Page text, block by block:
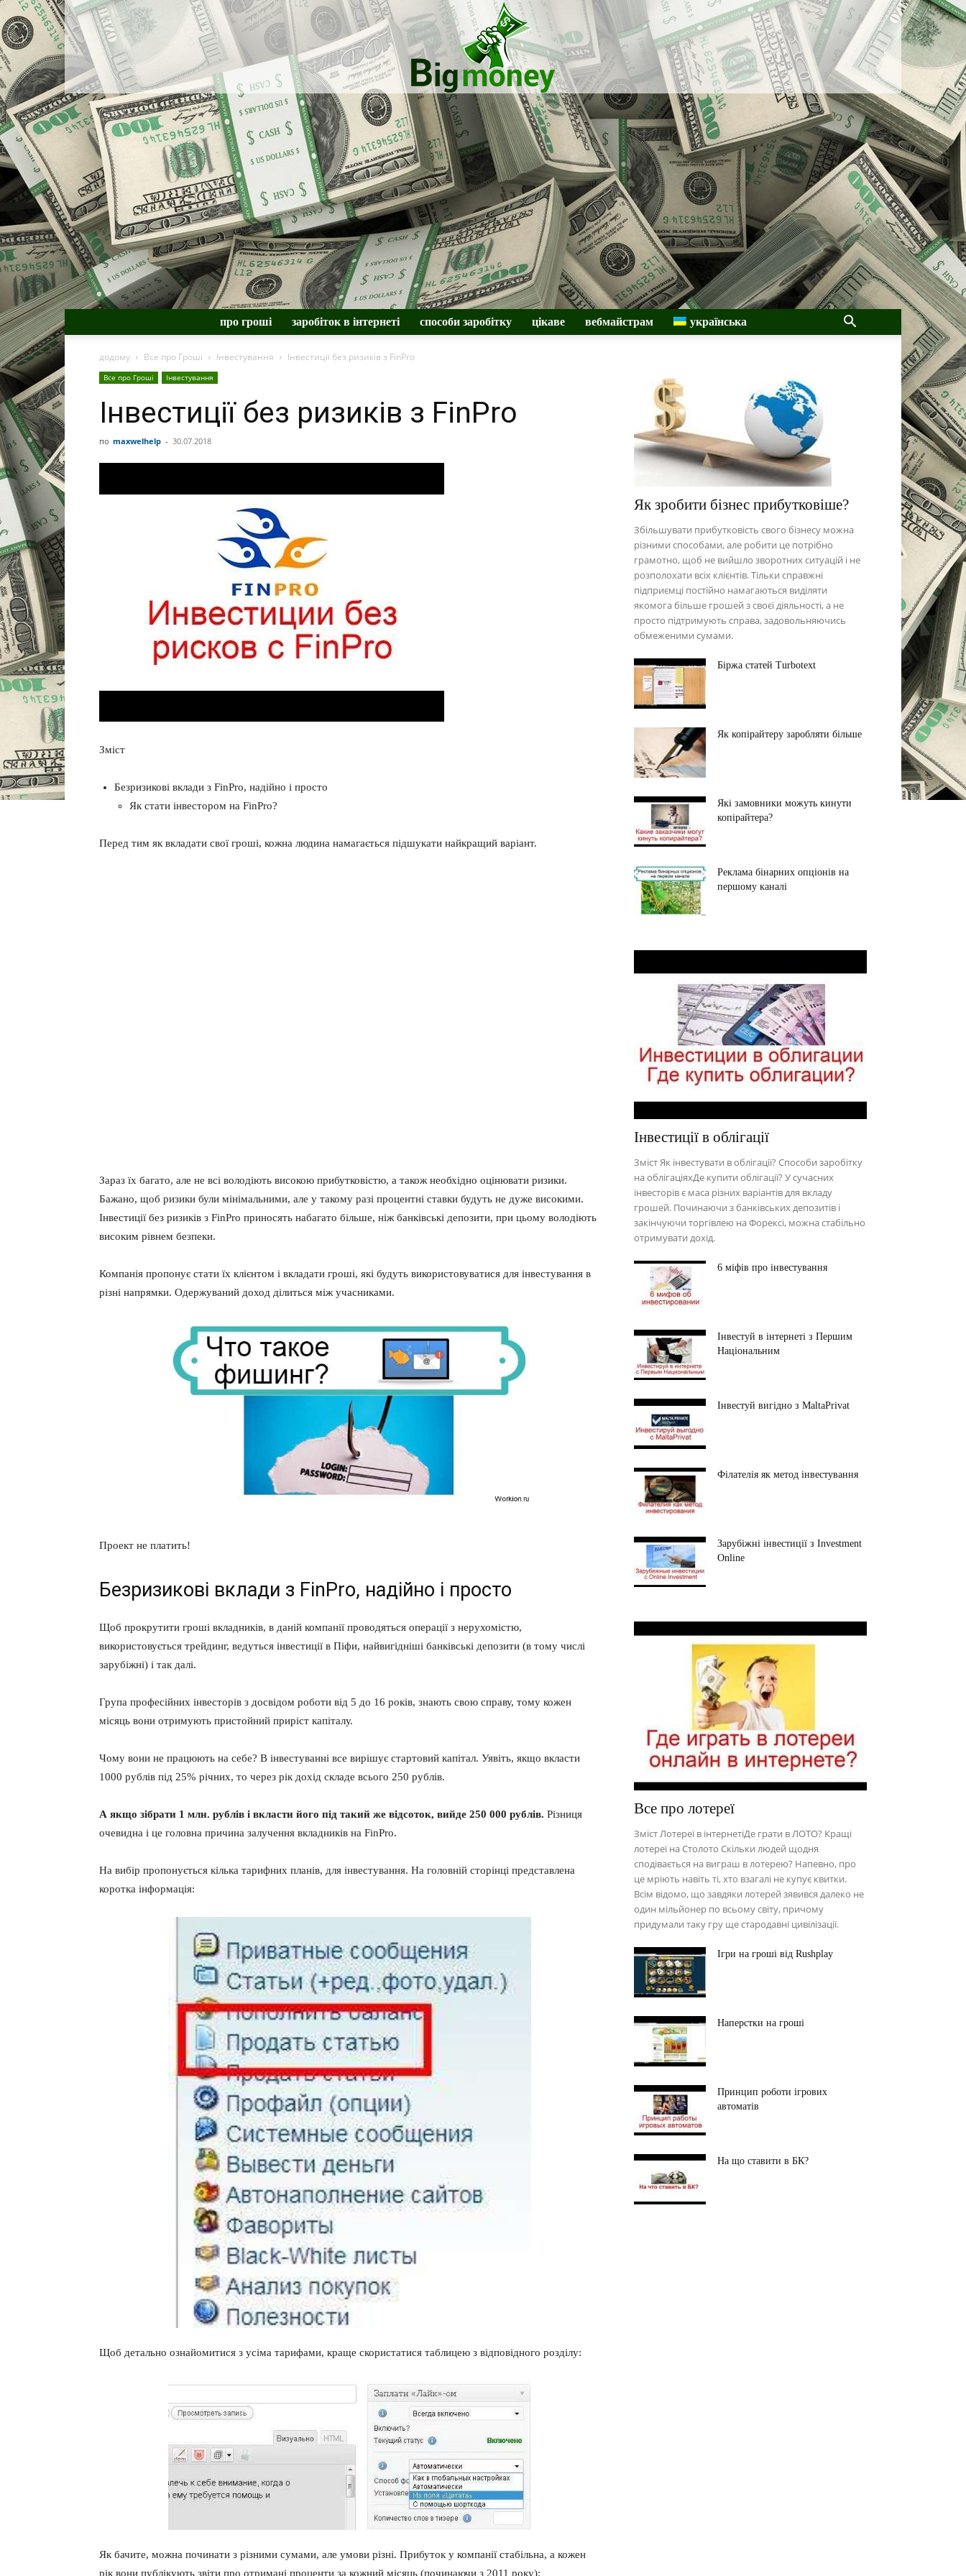
BigMoney
про гроші заробіток в інтернеті способи заробітку цікаве вебмайстрам українська
додому Все про Гроші Інвестування Інвестиції без ризиків з FinPro
Все про Гроші Інвестування
Інвестиції без ризиків з FinPro
по maxwelhelp - 30.07.2018
Зміст
Безризикові вклади з FinPro, надійно і просто
Як стати інвестором на FinPro?
Перед тим як вкладати свої гроші, кожна людина намагається підшукати найкращий варіант.
Зараз їх багато, але не всі володіють високою прибутковістю, а також необхідно оцінювати ризики.
Бажано, щоб ризики були мінімальними, але у такому разі процентні ставки будуть не дуже високими.
Інвестиції без ризиків з FinPro приносять набагато більше, ніж банківські депозити, при цьому володіють
високим рівнем безпеки.
Компанія пропонує стати їх клієнтом і вкладати гроші, які будуть використовуватися для інвестування в
різні напрямки. Одержуваний доход ділиться між учасниками.
Проект не платить!
Безризикові вклади з FinPro, надійно і просто
Щоб прокрутити гроші вкладників, в даній компанії проводяться операції з нерухомістю,
використовується трейдинг, ведуться інвестиції в Піфи, найвигідніші банківські депозити (в тому числі
зарубіжні) і так далі.
Група професійних інвесторів з досвідом роботи від 5 до 16 років, знають свою справу, тому кожен
місяць вони отримують пристойний приріст капіталу.
Чому вони не працюють на себе? В інвестуванні все вирішує стартовий капітал. Уявіть, якщо вкласти
1000 рублів під 25% річних, то через рік дохід складе всього 250 рублів.
А якщо зібрати 1 млн. рублів і вкласти його під такий же відсоток, вийде 250 000 рублів. Різниця
очевидна і це головна причина залучення вкладників на FinPro.
На вибір пропонується кілька тарифних планів, для інвестування. На головній сторінці представлена
коротка інформація:
Щоб детально ознайомитися з усіма тарифами, краще скористатися таблицею з відповідного розділу:
Як бачите, можна починати з різними сумами, але умови різні. Прибуток у компанії стабільна, а кожен
рік вони публікують звіти про отримані проценти за кожний місяць (починаючи з 2011 року):
Як зробити бізнес прибутковіше?
Збільшувати прибутковість свого бізнесу можна
різними способами, але робити це потрібно
грамотно, щоб не вийшло зворотних ситуацій і не
розполохати всіх клієнтів. Тільки справжні
підприємці постійно намагаються виділяти
якомога більше грошей з своєї діяльності, а не
просто підтримують справа, задовольняючись
обмеженими сумами.
Біржа статей Turbotext
Як копірайтеру заробляти більше
Які замовники можуть кинути
копірайтера?
Реклама бінарних опціонів на
першому каналі
Інвестиції в облігації
Зміст Як інвестувати в облігації? Способи заробітку
на облігаціяхДе купити облігації? У сучасних
інвесторів є маса різних варіантів для вкладу
грошей. Починаючи з банківських депозитів і
закінчуючи торгівлею на Форексі, можна стабільно
отримувати дохід.
6 міфів про інвестування
Інвестуй в інтернеті з Першим
Національним
Інвестуй вигідно з MaltaPrivat
Філателія як метод інвестування
Зарубіжні інвестиції з Investment
Online
Все про лотереї
Зміст Лотереї в інтернетіДе грати в ЛОТО? Кращі
лотереї на Столото Скільки людей щодня
сподівається на виграш в лотерею? Напевно, про
це мріють навіть ті, хто взагалі не купує квитки.
Всім відомо, що завдяки лотерей зявився далеко не
один мільйонер по всьому світу, причому
придумали таку гру ще стародавні цивілізації.
Ігри на гроші від Rushplay
Наперстки на гроші
Принцип роботи ігрових
автоматів
На що ставити в БК?